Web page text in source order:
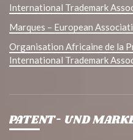
International Trademark
Marques – European
Organisation Africaine de la
International Trademark
PATENT- UND